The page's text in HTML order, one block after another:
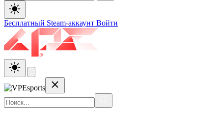
Бесплатный Steam-аккаунт Войти